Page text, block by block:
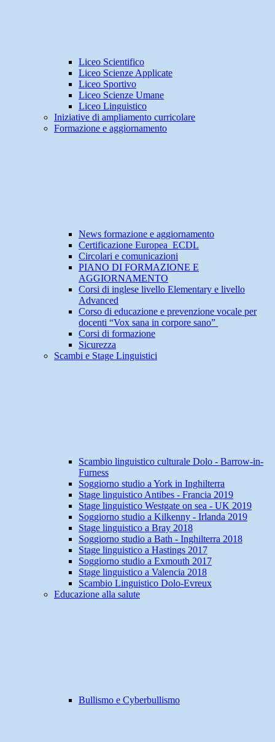
Liceo Scientifico
Liceo Scienze Applicate
Liceo Sportivo
Liceo Scienze Umane
Liceo Linguistico
Iniziative di ampliamento curricolare
Formazione e aggiornamento
News formazione e aggiornamento
Certificazione Europea ECDL
Circolari e comunicazioni
PIANO DI FORMAZIONE E
AGGIORNAMENTO
Corsi di inglese livello Elementary e livello
Advanced
Corso di educazione e prevenzione vocale per
docenti “Vox sana in corpore sano”
Corsi di formazione
Sicurezza
Scambi e Stage Linguistici
Scambio linguistico culturale Dolo - Barrow-in-
Furness
Soggiorno studio a York in Inghilterra
Stage linguistico Antibes - Francia 2019
Stage linguistico Westgate on sea - UK 2019
Soggiorno studio a Kilkenny - Irlanda 2019
Stage linguistico a Bray 2018
Soggiorno studio a Bath - Inghilterra 2018
Stage linguistico a Hastings 2017
Soggiorno studio a Exmouth 2017
Stage linguistico a Valencia 2018
Scambio Linguistico Dolo-Evreux
Educazione alla salute
Bullismo e Cyberbullismo